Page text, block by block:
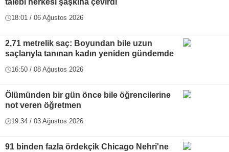
talebi herkesi şaşkına çevirdi
18:01 / 06 Ağustos 2026
2,71 metrelik saç: Boyundan bile uzun
saçlarıyla tanınan kadın yeniden gündemde
16:50 / 08 Ağustos 2026
Ölümünden bir gün önce bile öğrencilerine
not veren öğretmen
19:34 / 03 Ağustos 2026
91 binden fazla ördekçik Chicago Nehri'ne